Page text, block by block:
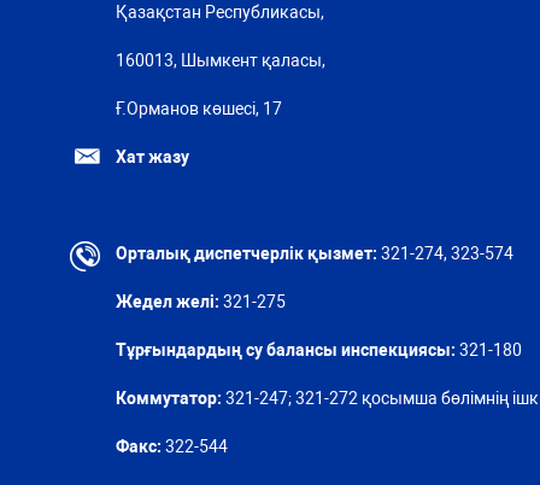
Қазақстан Республикасы,
160013, Шымкент қаласы,
Ғ.Орманов көшесі, 17
Хат жазу
Орталық диспетчерлік қызмет: 321-274, 323-574
Жедел желі: 321-275
Тұрғындардың су балансы инспекциясы: 321-180
Коммутатор: 321-247; 321-272 қосымша бөлімнің ішкі
Факс: 322-544